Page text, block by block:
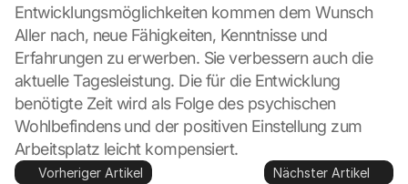
Entwicklungsmöglichkeiten kommen dem Wunsch
Aller nach, neue Fähigkeiten, Kenntnisse und
Erfahrungen zu erwerben. Sie verbessern auch die
aktuelle Tagesleistung. Die für die Entwicklung
benötigte Zeit wird als Folge des psychischen
Wohlbefindens und der positiven Einstellung zum
Arbeitsplatz leicht kompensiert.
Vorheriger Artikel Nächster Artikel
g
l
e
k
a
n
d
i